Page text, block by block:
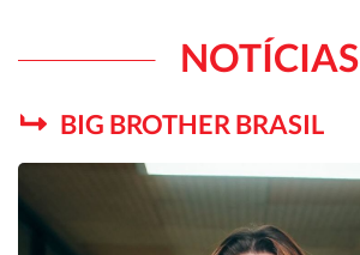
NOTÍCIAS
BIG BROTHER BRASIL